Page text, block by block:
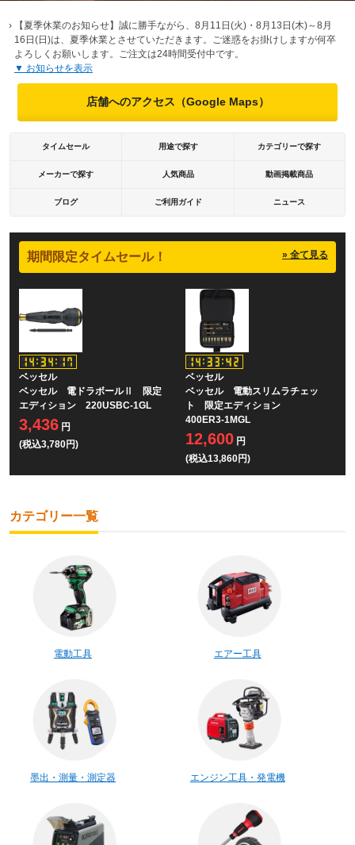
› 【夏季休業のお知らせ】誠に勝手ながら、8月11日(火)・8月13日(木)～8月
16日(日)は、夏季休業とさせていただきます。ご迷惑をお掛けしますが何卒
よろしくお願いします。ご注文は24時間受付中です。
▼ お知らせを表示
店舗へのアクセス（Google Maps）
タイムセール 用途で探す カテゴリーで探す
メーカーで探す 人気商品 動画掲載商品
ブログ ご利用ガイド ニュース
期間限定タイムセール！ » 全て見る
ベッセル
ベッセル 電ドラボールⅡ 限定
エディション 220USBC-1GL
3,436 円
(税込3,780円)
ベッセル
ベッセル 電動スリムラチェッ
ト 限定エディション
400ER3-1MGL
12,600 円
(税込13,860円)
カテゴリー一覧
電動工具 エアー工具
墨出・測量・測定器 エンジン工具・発電機